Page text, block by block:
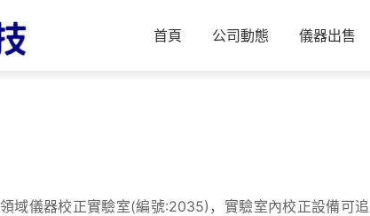
首頁 公司動態 儀器出售
域儀器校正實驗室(編號:2035)，實驗室內校正設備可追